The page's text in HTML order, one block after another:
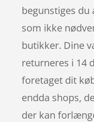
begunstiges du
som ikke
butikker. Dine
returneres i 14
foretaget dit
endda shops,
der kan